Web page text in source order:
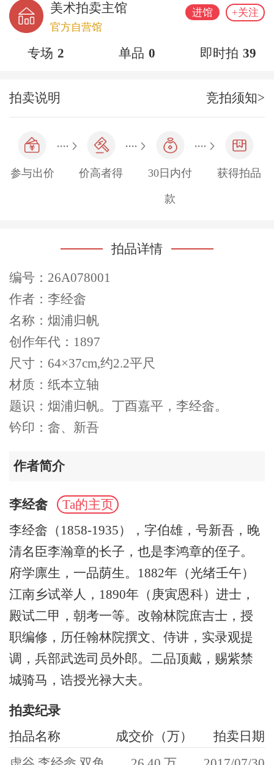
美术拍卖主馆
官方自营馆
进馆 +关注
专场 2 单品 0 即时拍 39
拍卖说明 竞拍须知>
参与出价 价高者得 30日内付
款
获得拍品
拍品详情
编号：26A078001
作者：李经畲
名称：烟浦归帆
创作年代：1897
尺寸：64×37cm,约2.2平尺
材质：纸本立轴
题识：烟浦归帆。丁酉嘉平，李经畲。
钤印：畲、新吾
作者简介
李经畲
Ta的主页
李经畲（1858-1935），字伯雄，号新吾，晚
清名臣李瀚章的长子‌，也是李鸿章的侄子。
府学廪生，一品荫生。1882年（光绪壬午）
江南乡试举人，1890年（庚寅恩科）进士，
殿试二甲，朝考一等。改翰林院庶吉士，授
职编修，历任翰林院撰文、侍讲，实录观提
调，兵部武选司员外郎。二品顶戴，赐紫禁
城骑马，诰授光禄大夫。
拍卖纪录
拍品名称
成交价（万）
拍卖日期